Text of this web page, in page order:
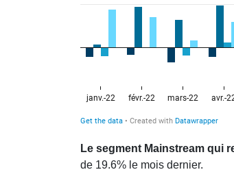
Le segment Mainstream qui
de 19.6% le mois dernier.